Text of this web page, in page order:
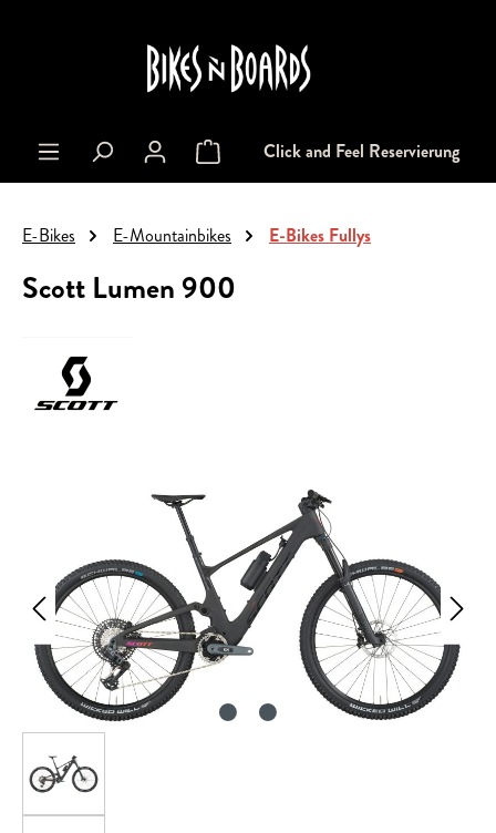
Warenkorb enthält 0 Positionen. Der
Click and Feel Reservierung
E-Bikes E-Mountainbikes E-Bikes Fullys
Scott Lumen 900
Bildergalerie überspringen